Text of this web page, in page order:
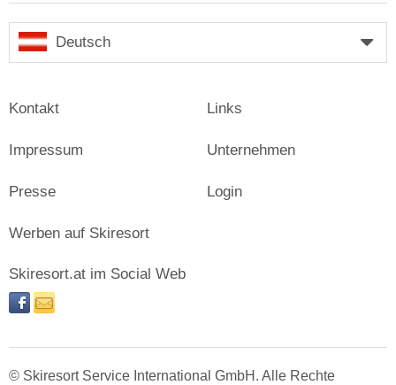
Deutsch
Kontakt
Impressum
Presse
Links
Unternehmen
Login
Werben auf Skiresort
Skiresort.at im Social Web
facebooknewsletter
© Skiresort Service International GmbH. Alle Rechte